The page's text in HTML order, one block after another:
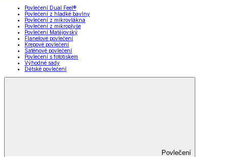
Povlečení Dual Feel®
Povlečení z hladké bavlny
Povlečení z mikrovlákna
Povlečení z mikroplyše
Povlečení Matějovský
Flanelové povlečení
Krepové povlečení
Saténové povlečení
Povlečení s fototiskem
Výhodné sady
Dětské povlečení
Povlečení